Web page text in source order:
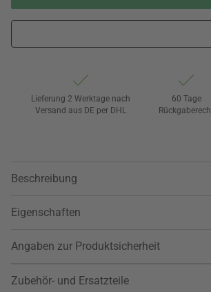
Lieferung 2 Werktage nach
Versand aus DE per DHL
60 Tage
Beschreibung
Eigenschaften
Angaben zur Produktsicherheit
Zubehör- und Ersatzteile